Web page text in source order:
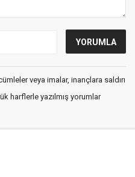
veya imalar, inançlara saldırı
harflerle yazılmış yorumlar